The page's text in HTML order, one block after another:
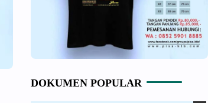
DOKUMEN POPULAR